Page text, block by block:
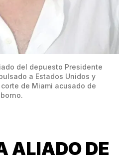
ALIADO DE
del depuesto Presidente
a Estados Unidos y
de Miami acusado de